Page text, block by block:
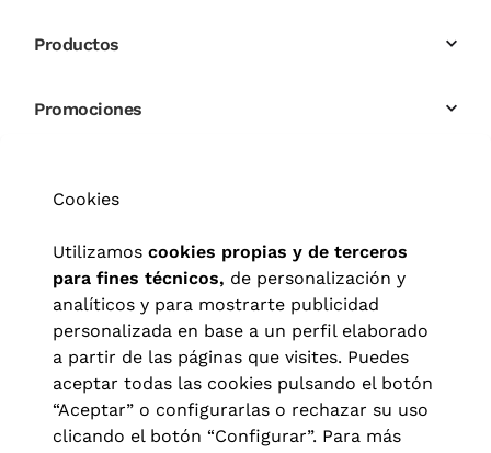
Productos
Promociones
Cookies
Utilizamos cookies propias y de terceros
para fines técnicos, de personalización y
analíticos y para mostrarte publicidad
personalizada en base a un perfil elaborado
a partir de las páginas que visites. Puedes
aceptar todas las cookies pulsando el botón
“Aceptar” o configurarlas o rechazar su uso
clicando el botón “Configurar”. Para más